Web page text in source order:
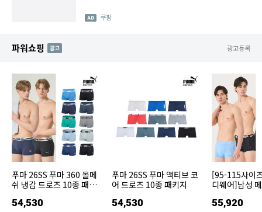
쿠팡
파워쇼핑 AD 광고등록
푸마 26SS 푸마 360 올메
쉬 냉감 드로즈 10종 패키
54,530
푸마 26SS 푸마 액티브 코
어 드로즈 10종 패키지
54,530
[95-115사이
디웨어]남성
55,920